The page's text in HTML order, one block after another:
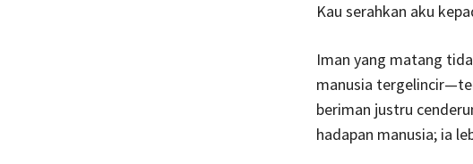
Kau serahkan aku
Iman yang matang
manusia
beriman justru
hadapan manusia; ia